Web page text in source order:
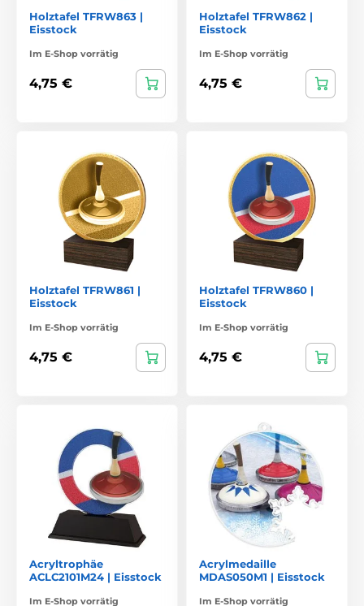
Holztafel TFRW863 |
Eisstock
Im E-Shop vorrätig
4,75 €
Holztafel TFRW862 |
Eisstock
Im E-Shop vorrätig
4,75 €
Holztafel TFRW861 |
Eisstock
Im E-Shop vorrätig
4,75 €
Holztafel TFRW860 |
Eisstock
Im E-Shop vorrätig
4,75 €
Acryltrophäe
ACLC2101M24 | Eisstock
Im E-Shop vorrätig
Acrylmedaille
MDAS050M1 | Eisstock
Im E-Shop vorrätig